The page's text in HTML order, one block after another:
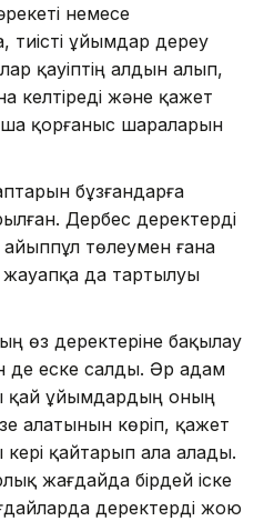
немесе
тиісті ұйымдар дереу
қауіптің алдын алып,
келтіреді және қажет
қорғаныс шараларын
бұзғандарға
Дербес деректерді
айыппұл төлеумен ғана
да тартылуы
өз деректеріне бақылау
де еске салды. Әр адам
қай ұйымдардың оның
алатынын көріп, қажет
кері қайтарып ала алады.
жағдайда бірдей іске
деректерді жою